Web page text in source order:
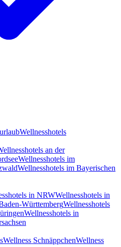
Wellnesshotels
an der
Wellnesshotels im
Wellnesshotels im Bayerischen
in NRWWellnesshotels in
WürttembergWellnesshotels
Wellnesshotels in
Wellness SchnäppchenWellness